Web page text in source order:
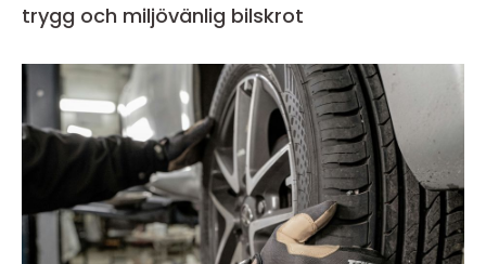
trygg och miljövänlig bilskrot